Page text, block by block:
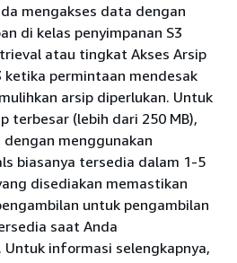
mengakses data dengan
di kelas penyimpanan S3
atau tingkat Akses Arsip
ketika permintaan mendesak
arsip diperlukan. Untuk
terbesar (lebih dari 250 MB),
menggunakan
biasanya tersedia dalam 1-5
disediakan memastikan
untuk pengambilan
saat Anda
Untuk informasi selengkapnya,